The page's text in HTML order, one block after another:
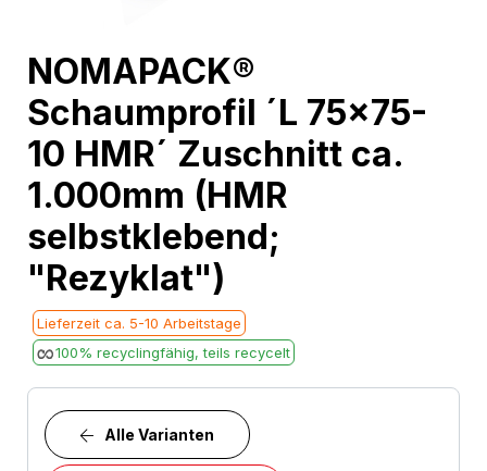
to
the
beginning
of
the
images
NOMAPACK®
Schaumprofil ´L 75x75-
10 HMR´ Zuschnitt ca.
1.000mm (HMR
selbstklebend;
"Rezyklat")
Lieferzeit ca. 5-10 Arbeitstage
100% recyclingfähig, teils recycelt
Alle Varianten